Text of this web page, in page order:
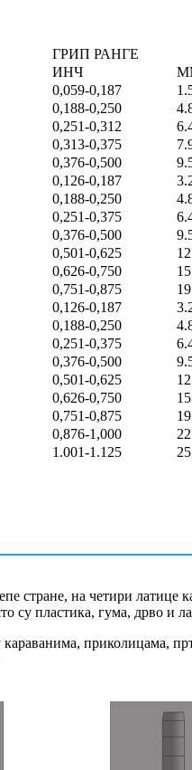
ГРИП РАНГЕ
ИНЧ
0,059-0,187
0,188-0,250
0,251-0,312
0,313-0,375
0,376-0,500
0,126-0,187
0,188-0,250
0,251-0,375
0,376-0,500
0,501-0,625
0,626-0,750
0,751-0,875
0,126-0,187
0,188-0,250
0,251-0,375
0,376-0,500
0,501-0,625
0,626-0,750
0,751-0,875
0,876-1,000
1.001-1.125
стране, на четири
су пластика, гума, дрво и
приколицама,